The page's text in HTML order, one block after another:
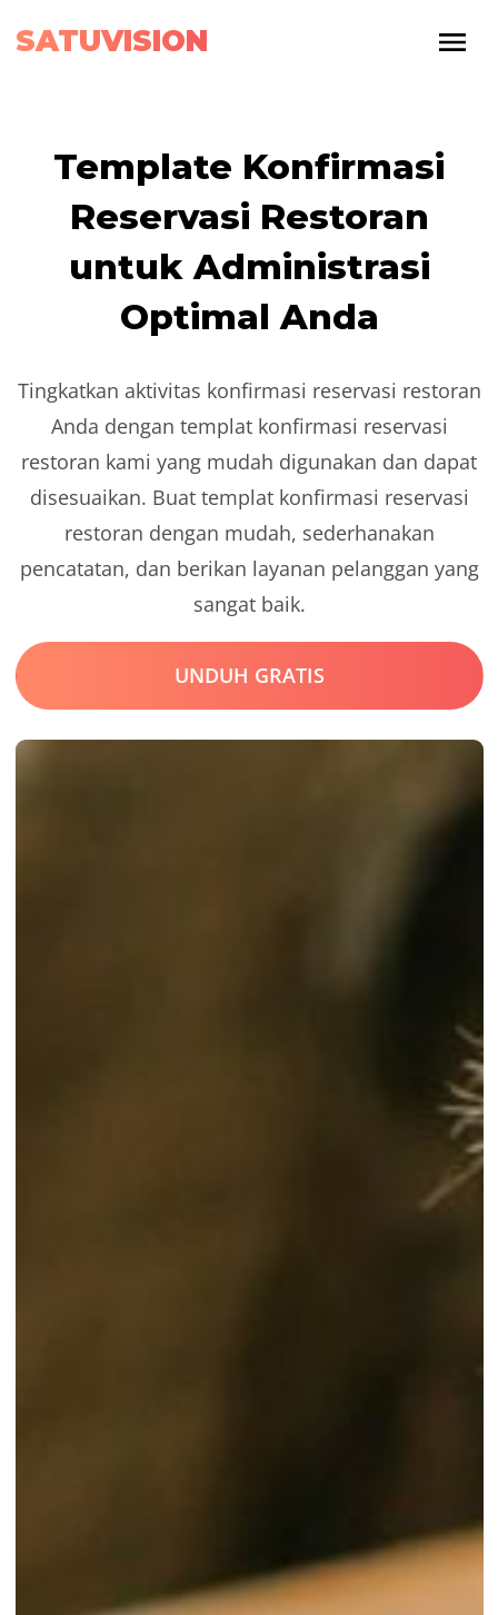
SATUVISION
Template Konfirmasi
Reservasi Restoran
untuk Administrasi
Optimal Anda
Tingkatkan aktivitas konfirmasi reservasi restoran
Anda dengan templat konfirmasi reservasi
restoran kami yang mudah digunakan dan dapat
disesuaikan. Buat templat konfirmasi reservasi
restoran dengan mudah, sederhanakan
pencatatan, dan berikan layanan pelanggan yang
sangat baik.
UNDUH GRATIS